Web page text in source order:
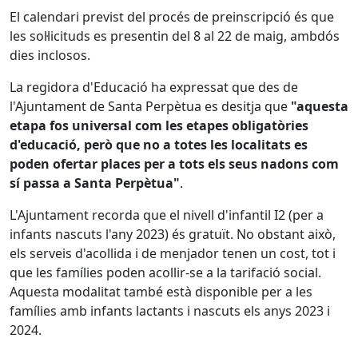
El calendari previst del procés de preinscripció és que
les sol·licituds es presentin del 8 al 22 de maig, ambdós
dies inclosos.
La regidora d'Educació ha expressat que des de
l'Ajuntament de Santa Perpètua es desitja que "aquesta
etapa fos universal com les etapes obligatòries
d'educació, però que no a totes les localitats es
poden ofertar places per a tots els seus nadons com
sí passa a Santa Perpètua".
L'Ajuntament recorda que el nivell d'infantil I2 (per a
infants nascuts l'any 2023) és gratuït. No obstant això,
els serveis d'acollida i de menjador tenen un cost, tot i
que les famílies poden acollir-se a la tarifació social.
Aquesta modalitat també està disponible per a les
famílies amb infants lactants i nascuts els anys 2023 i
2024.